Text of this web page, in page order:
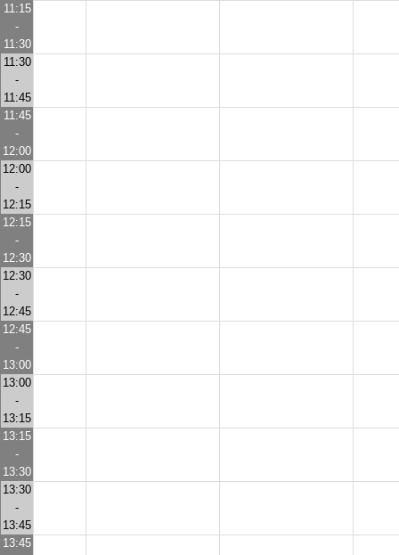
11:15
-
11:30
11:30
-
11:45
11:45
-
12:00
12:00
-
12:15
12:15
-
12:30
12:30
-
12:45
12:45
-
13:00
13:00
-
13:15
13:15
-
13:30
13:30
-
13:45
13:45